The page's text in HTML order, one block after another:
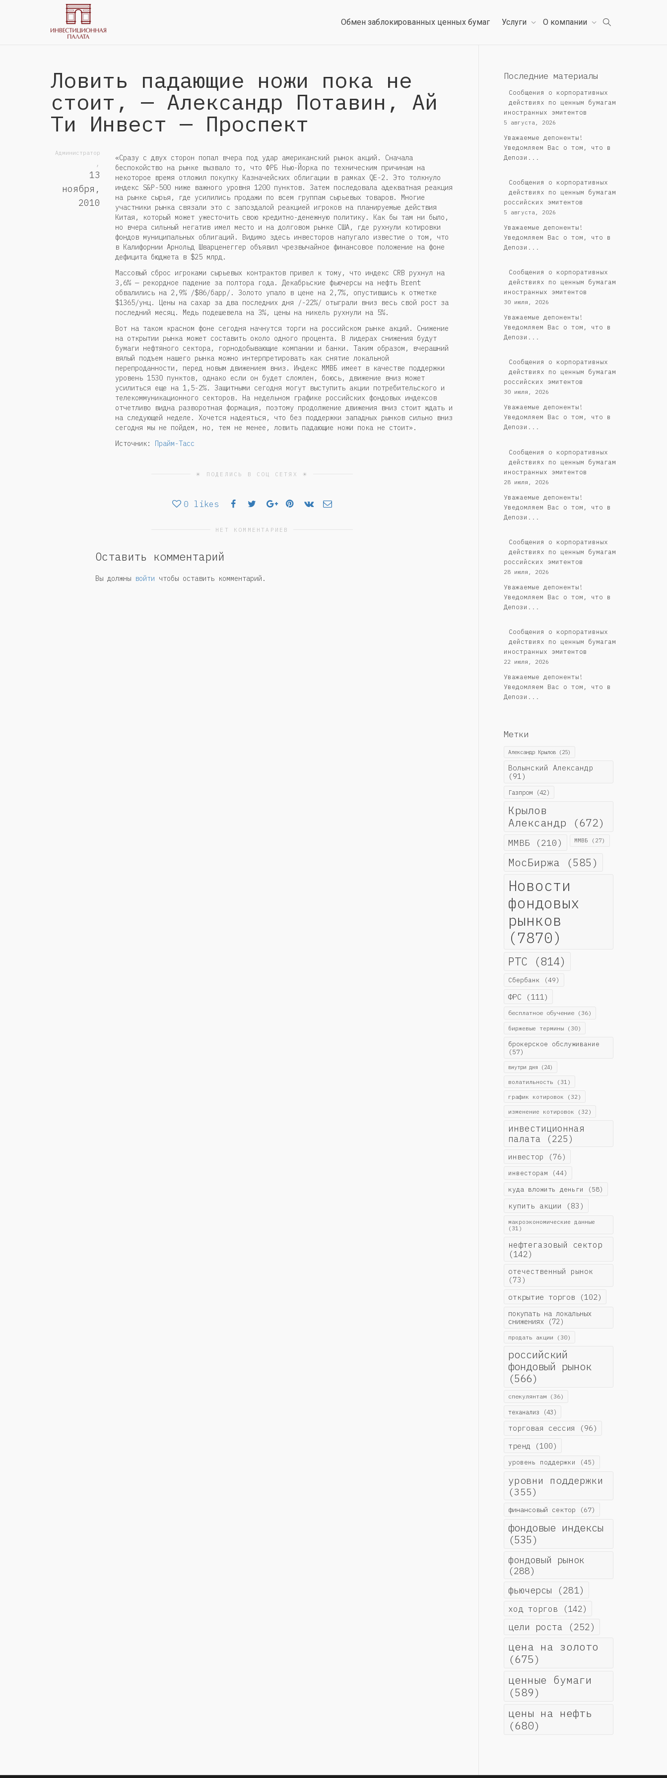
Обмен заблокированных ценных бумаг Услуги О компании
Ловить падающие ножи пока не
стоит, — Александр Потавин, Ай
Ти Инвест — Проспект
Администратор
,
13
ноября,
2010
«Сразу с двух сторон попал вчера под удар американский рынок акций. Сначала
беспокойство на рынке вызвало то, что ФРБ Нью-Йорка по техническим причинам на
некоторое время отложил покупку Казначейских облигации в рамках QE-2. Это толкнуло
индекс S&P-500 ниже важного уровня 1200 пунктов. Затем последовала адекватная реакция
на рынке сырья, где усилились продажи по всем группам сырьевых товаров. Многие
участники рынка связали это с запоздалой реакцией игроков на планируемые действия
Китая, который может ужесточить свою кредитно-денежную политику. Как бы там ни было,
но вчера сильный негатив имел место и на долговом рынке США, где рухнули котировки
фондов муниципальных облигаций. Видимо здесь инвесторов напугало известие о том, что
в Калифорнии Арнольд Шварценеггер объявил чрезвычайное финансовое положение на фоне
дефицита бюджета в $25 млрд.
Массовый сброс игроками сырьевых контрактов привел к тому, что индекс CRB рухнул на
3,6% — рекордное падение за полтора года. Декабрьские фьючерсы на нефть Brent
обвалились на 2,9% /$86/барр/. Золото упало в цене на 2,7%, опустившись к отметке
$1365/унц. Цены на сахар за два последних дня /-22%/ отыграли вниз весь свой рост за
последний месяц. Медь подешевела на 3%, цены на никель рухнули на 5%.
Вот на таком красном фоне сегодня начнутся торги на российском рынке акций. Снижение
на открытии рынка может составить около одного процента. В лидерах снижения будут
бумаги нефтяного сектора, горнодобывающие компании и банки. Таким образом, вчерашний
вялый подъем нашего рынка можно интерпретировать как снятие локальной
перепроданности, перед новым движением вниз. Индекс ММВБ имеет в качестве поддержки
уровень 1530 пунктов, однако если он будет сломлен, боюсь, движение вниз может
усилиться еще на 1,5-2%. Защитными сегодня могут выступить акции потребительского и
телекоммуникационного секторов. На недельном графике российских фондовых индексов
отчетливо видна разворотная формация, поэтому продолжение движения вниз стоит ждать и
на следующей неделе. Хочется надеяться, что без поддержки западных рынков сильно вниз
сегодня мы не пойдем, но, тем не менее, ловить падающие ножи пока не стоит».
Источник: Прайм-Тасс
☀ ПОДЕЛИСЬ В СОЦ СЕТЯХ ☀
0 likes
НЕТ КОММЕНТАРИЕВ
Оставить комментарий
Вы должны войти чтобы оставить комментарий.
Последние материалы
Сообщения о корпоративных
действиях по ценным бумагам
иностранных эмитентов
5 августа, 2026
Уважаемые депоненты!
Уведомляем Вас о том, что в
Депози...
Cообщения о корпоративных
действиях по ценным бумагам
российских эмитентов
5 августа, 2026
Уважаемые депоненты!
Уведомляем Вас о том, что в
Депози...
Сообщения о корпоративных
действиях по ценным бумагам
иностранных эмитентов
30 июля, 2026
Уважаемые депоненты!
Уведомляем Вас о том, что в
Депози...
Cообщения о корпоративных
действиях по ценным бумагам
российских эмитентов
30 июля, 2026
Уважаемые депоненты!
Уведомляем Вас о том, что в
Депози...
Сообщения о корпоративных
действиях по ценным бумагам
иностранных эмитентов
28 июля, 2026
Уважаемые депоненты!
Уведомляем Вас о том, что в
Депози...
Cообщения о корпоративных
действиях по ценным бумагам
российских эмитентов
28 июля, 2026
Уважаемые депоненты!
Уведомляем Вас о том, что в
Депози...
Сообщения о корпоративных
действиях по ценным бумагам
иностранных эмитентов
22 июля, 2026
Уважаемые депоненты!
Уведомляем Вас о том, что в
Депози...
Метки
Александр Крылов(25)
Волынский Александр
(91)
Газпром(42)
Крылов
Александр (672)
ММВБ (210) ММВБ (27)
МосБиржа (585)
Новости
фондовых
рынков
(7870)
РТС (814)
Сбербанк (49)
ФРС (111)
бесплатное обучение(36)
биржевые термины(30)
брокерское обслуживание
(57)
внутри дня (24)
волатильность (31)
график котировок (32)
изменение котировок (32)
инвестиционная
палата (225)
инвестор (76)
инвесторам (44)
куда вложить деньги (58)
купить акции (83)
макроэкономические данные
(31)
нефтегазовый сектор
(142)
отечественный рынок
(73)
открытие торгов (102)
покупать на локальных
снижениях(72)
продать акции (30)
российский
фондовый рынок
(566)
спекулянтам(36)
теханализ (43)
торговая сессия (96)
тренд (100)
уровень поддержки (45)
уровни поддержки
(355)
финансовый сектор (67)
фондовые индексы
(535)
фондовый рынок
(288)
фьючерсы (281)
ход торгов (142)
цели роста (252)
цена на золото
(675)
ценные бумаги
(589)
цены на нефть
(680)